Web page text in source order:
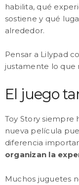
habilita, qué
sostiene y qué
alrededor.
Pensar a Lilypad
justamente lo que
El juego
Toy Story siempre
nueva película
diferencia
organizan la
Muchos juguetes